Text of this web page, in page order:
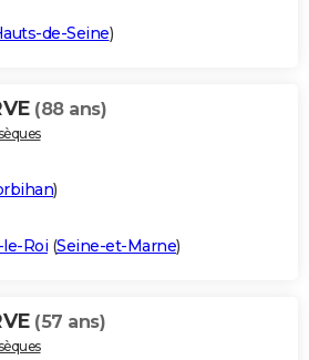
de-Seine)
(88 ans)
)
le-Roi (Seine-et-Marne)
(57 ans)